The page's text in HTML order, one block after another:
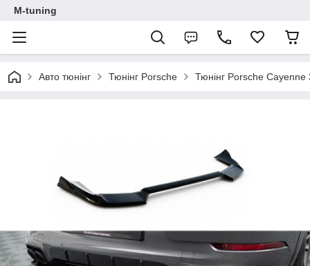
M-tuning
Авто тюнінг Тюнінг Porsche Тюнінг Porsche Cayenne